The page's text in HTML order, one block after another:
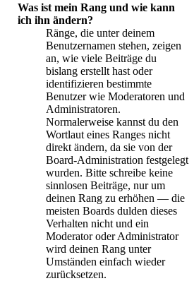
Was ist mein Rang und wie kann
ich ihn ändern?
Ränge, die unter deinem
Benutzernamen stehen, zeigen
an, wie viele Beiträge du
bislang erstellt hast oder
identifizieren bestimmte
Benutzer wie Moderatoren und
Administratoren.
Normalerweise kannst du den
Wortlaut eines Ranges nicht
direkt ändern, da sie von der
Board-Administration festgelegt
wurden. Bitte schreibe keine
sinnlosen Beiträge, nur um
deinen Rang zu erhöhen — die
meisten Boards dulden dieses
Verhalten nicht und ein
Moderator oder Administrator
wird deinen Rang unter
Umständen einfach wieder
zurücksetzen.